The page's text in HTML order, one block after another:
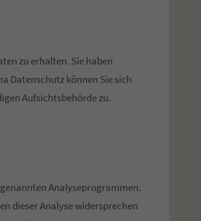
zu erhalten. Sie haben
Datenschutz können Sie sich
Aufsichtsbehörde zu.
Analyseprogrammen.
dieser Analyse widersprechen